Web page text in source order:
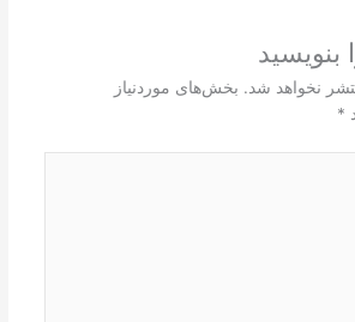
بنویسید
نخواهد شد. بخش‌های موردنیاز
*